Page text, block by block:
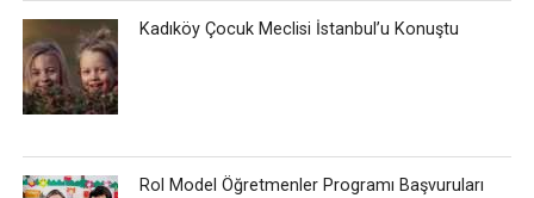
Kadıköy Çocuk Meclisi İstanbul’u Konuştu
Rol Model Öğretmenler Programı Başvuruları